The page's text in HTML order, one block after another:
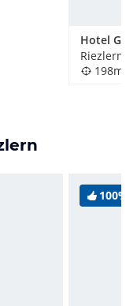
Hotel
Riezlern,
198m
100%